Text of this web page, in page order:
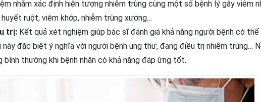
nhằm xác định hiện tượng nhiễm trùng cùng một số bệnh lý gây viêm
ruột, viêm khớp, nhiễm trùng xương…
trị: Kết quả xét nghiệm giúp bác sĩ đánh giá khả năng người bệnh có thể
đặc biệt ý nghĩa với người bệnh ung thư, đang điều trị nhiễm trùng…
bình thường khi bệnh nhân có khả năng đáp ứng tốt.